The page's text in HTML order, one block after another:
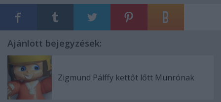
Ajánlott bejegyzések:
Zigmund Pálffy kettőt lőtt Munrónak